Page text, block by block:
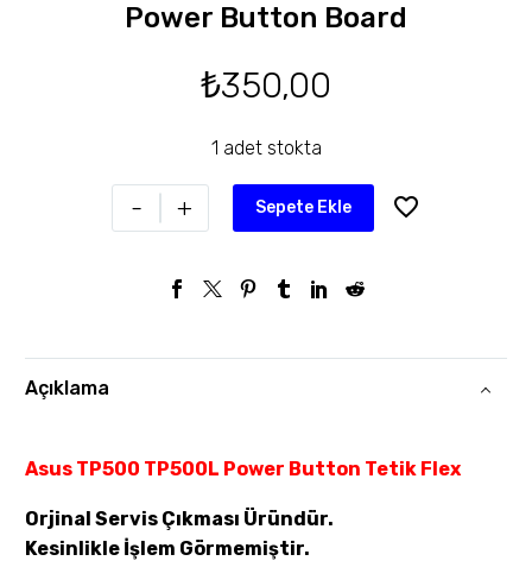
Power Button Board
₺350,00
1 adet stokta
- + Sepete Ekle
Açıklama
Asus TP500 TP500L Power Button Tetik Flex
Orjinal Servis Çıkması Üründür.
Kesinlikle İşlem Görmemiştir.